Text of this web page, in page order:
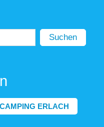
Suchen
CAMPING ERLACH